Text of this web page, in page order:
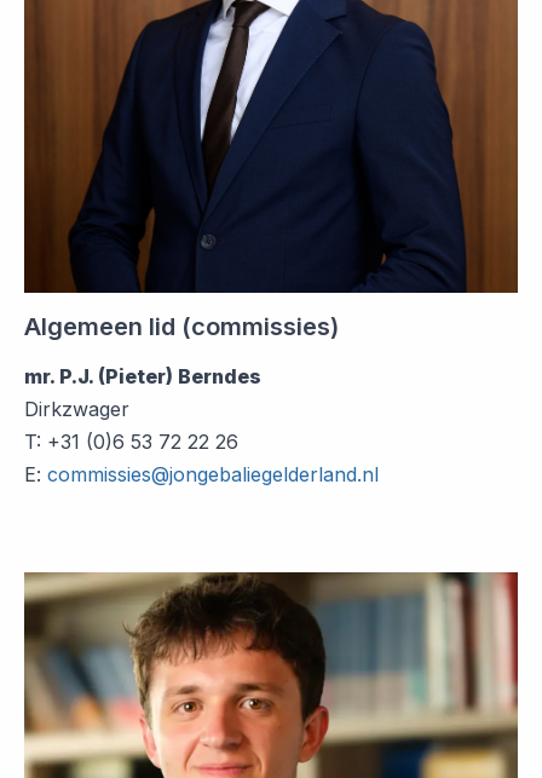
Algemeen lid (commissies)
mr. P.J. (Pieter) Berndes
Dirkzwager
T: +31 (0)6 53 72 22 26
E: commissies@jongebaliegelderland.nl